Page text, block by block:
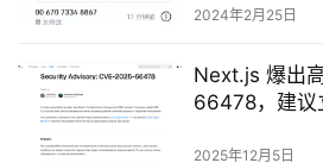
2024年2月25日
Next.js 爆出
66478，建议
2025年12月5日